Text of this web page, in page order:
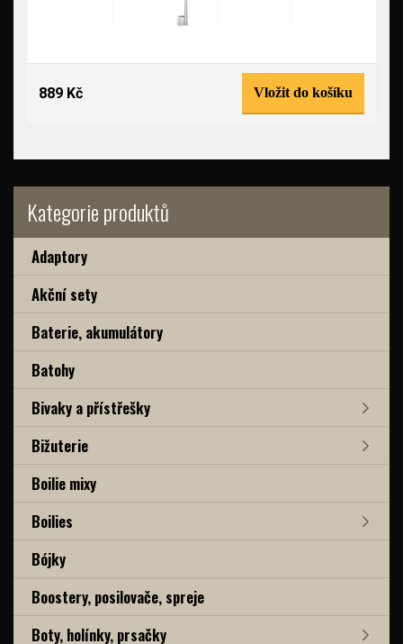
Kategorie produktů
Adaptory
Akční sety
Baterie, akumulátory
Batohy
Bivaky a přístřešky
Bižuterie
Boilie mixy
Boilies
Bójky
Boostery, posilovače, spreje
Boty, holínky, prsačky
889 Kč Vložit do košíku